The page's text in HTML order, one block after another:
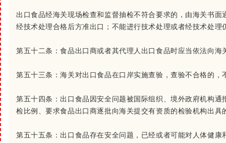
出口食品经海关现场检查和监督抽检不符合要求的，由海关书
经技术处理合格后方准出口；不能进行技术处理或者经技术处理
第五十二条：食品出口商或者其代理人出口食品时应当依法向海
第五十三条：海关对出口食品在口岸实施查验，查验不合格的，
第五十四条： 出口食品因安全问题被国际组织、境外政府机构
检比例、要求食品出口商逐批向海关提交有资质的检验机构出
第五十五条： 出口食品存在安全问题，已经或者可能对人体健